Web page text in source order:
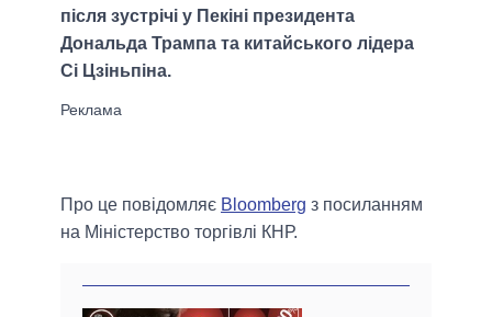
після зустрічі у Пекіні президента
Дональда Трампа та китайського лідера
Сі Цзіньпіна.
Про це повідомляє Bloomberg з посиланням
на Міністерство торгівлі КНР.